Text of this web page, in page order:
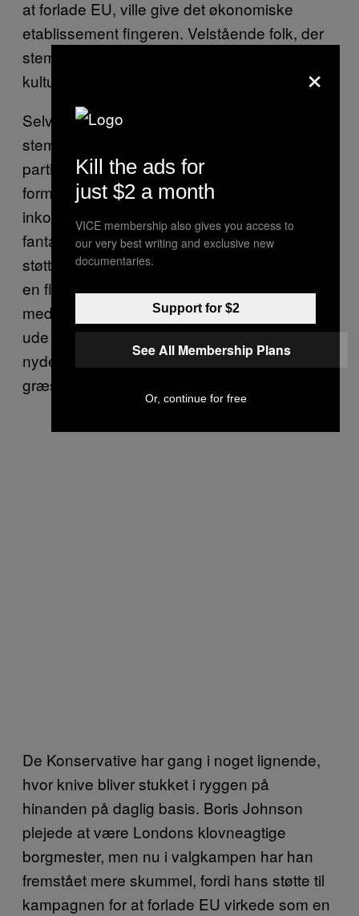
at forlade EU, ville give det økonomiske
etablissement fingeren. Velstående folk, der
stemte det samme, ville give fingeren til det
kulturelle etablissement.
Selvom 63 procent af Labours vælgere
stemte for at forblive i EU, er en stor skare af
partiets politikere nu i færd med at omstyrte
formand Jeremy Corbyn, som de ser som en
inkompetent, sandalbærende, socialistisk
fantast. På den anden side ser Corbyns
støtter dem, som forsøger at kuppe ham, som
en flok karrieremindede, barnlige robotter
med alt for omfattende medietræning, som er
ude af stand til at acceptere, at deres leder
nyder stor opbakning blandt partiets
græsrødder.
De Konservative har gang i noget lignende,
hvor knive bliver stukket i ryggen på
hinanden på daglig basis. Boris Johnson
plejede at være Londons klovneagtige
borgmester, men nu i valgkampen har han
fremstået mere skummel, fordi hans støtte til
kampagnen for at forlade EU virkede som en
×
Kill the ads for
just $2 a month
VICE membership also gives you access to
our very best writing and exclusive new
documentaries.
Support for $2
See All Membership Plans
Or, continue for free